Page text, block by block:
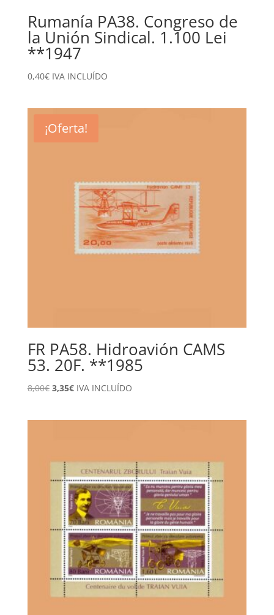
Rumanía PA38. Congreso de
la Unión Sindical. 1.100 Lei
**1947
0,40€ IVA INCLUÍDO
¡Oferta!
FR PA58. Hidroavión CAMS
53. 20F. **1985
8,00€ El
3,35€ElIVA INCLUÍDO